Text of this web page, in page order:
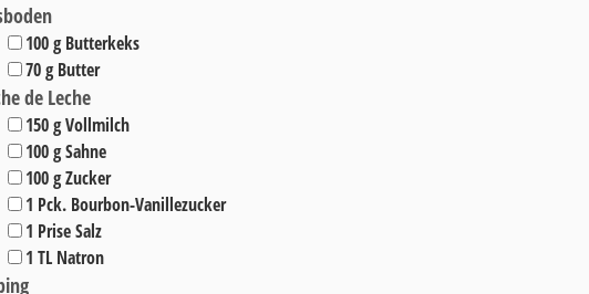
▢
100g Butterkeks
▢
70g Butter
de Leche
▢
150gVollmilch
▢
100gSahne
▢
100gZucker
▢
1 Pck. Bourbon-Vanillezucker
▢
1 PriseSalz
▢
1 TL Natron